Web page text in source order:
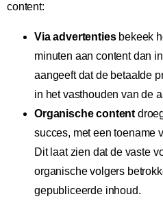
content:
Via advertentiesbekeek
minuten aan content dan
aangeeft dat de betaalde
in het vasthouden van de
Organische content
succes, met een toename
Dit laat zien dat de vaste
organische volgers
gepubliceerde inhoud.